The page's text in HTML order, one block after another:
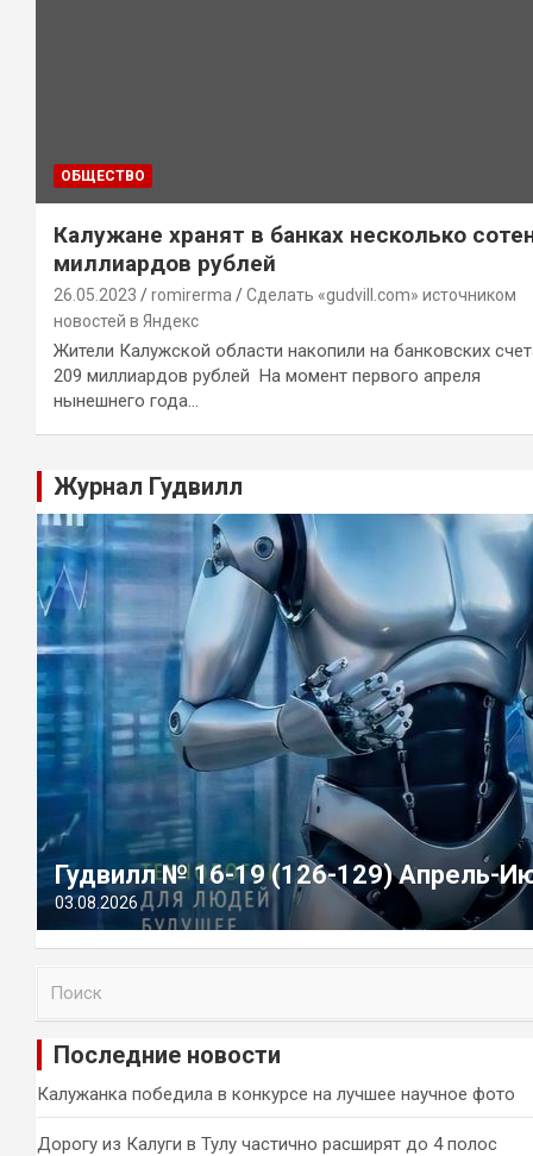
ОБЩЕСТВО
Калужане хранят в банках несколько
миллиардов рублей
26.05.2023 romirerma
Сделать «gudvill.com» источником
новостей в Яндекс
Жители Калужской области накопили на банковских
209 миллиардов рублей На момент первого апреля
нынешнего года…
Журнал Гудвилл
Гудвилл № 16-19 (126-129) Апрель-
03.08.2026
и
Последние новости
Калужанка победила в конкурсе на лучшее научное фото
Дорогу из Калуги в Тулу частично расширят до 4 полос